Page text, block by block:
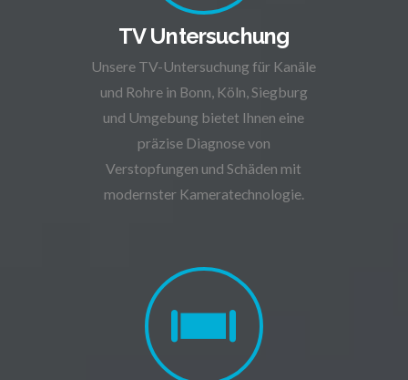
TV Untersuchung
Unsere TV-Untersuchung für Kanäle
und Rohre in Bonn, Köln, Siegburg
und Umgebung bietet Ihnen eine
präzise Diagnose von
Verstopfungen und Schäden mit
modernster Kameratechnologie.